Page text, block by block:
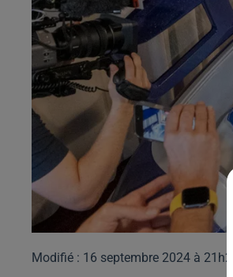
Modifié : 16 septembre 2024 à 21h28